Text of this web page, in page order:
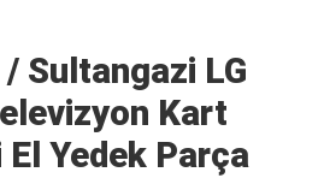
Sultangazi LG
Kart
Yedek Parça